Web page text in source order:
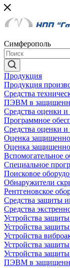
Симферополь
Продукция
Продукция
Средства
ПЭВМ в
Средства оценки
Программное
Средства оценки
Оценка
Оценка
Вспомогательное
Специальное
Поисковое
Обнаружители
Рентгеновское
Средства защиты
Средства
Устройства
Устройства
Устройства
Устройства
Устройства
ПЭВМ в